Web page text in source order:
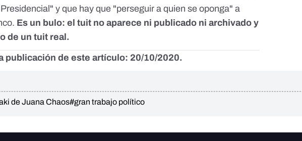
y que hay que "perseguir a quien se oponga" a
Es un bulo: el tuit no aparece ni publicado ni archivado y
de un tuit real.
publicación de este artículo: 20/10/2020.
de Juana Chaos#gran trabajo político